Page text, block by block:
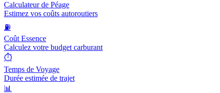
Calculateur de Péage
Estimez vos coûts autoroutiers
⛽
Coût Essence
Calculez votre budget carburant
⏱️
Temps de Voyage
Durée estimée de trajet
📊